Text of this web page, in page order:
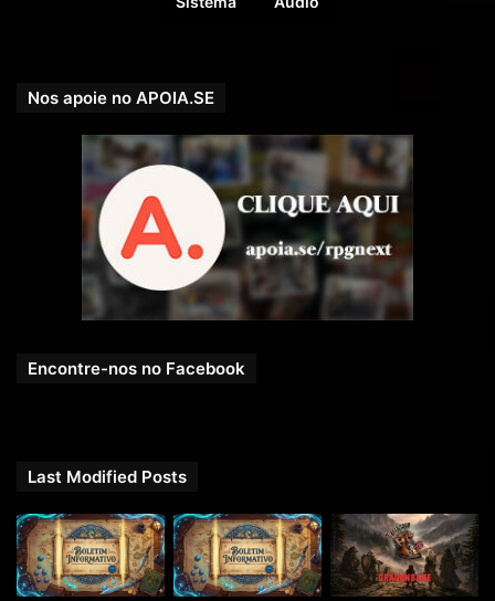
Nos apoie no APOIA.SE
Encontre-nos no Facebook
Last Modified Posts